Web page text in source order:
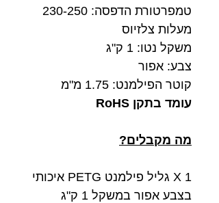
טמפרטורת הדפסה: 230-250
מעלות צלזיוס
משקל נטו: 1 ק"ג
צבע: אפור
קוטר הפילמנט: 1.75 מ"מ
עומד בתקן RoHS
מה מקבלים?
1 X גליל פילמנט PETG איכותי
בצבע אפור במשקל 1 ק"ג